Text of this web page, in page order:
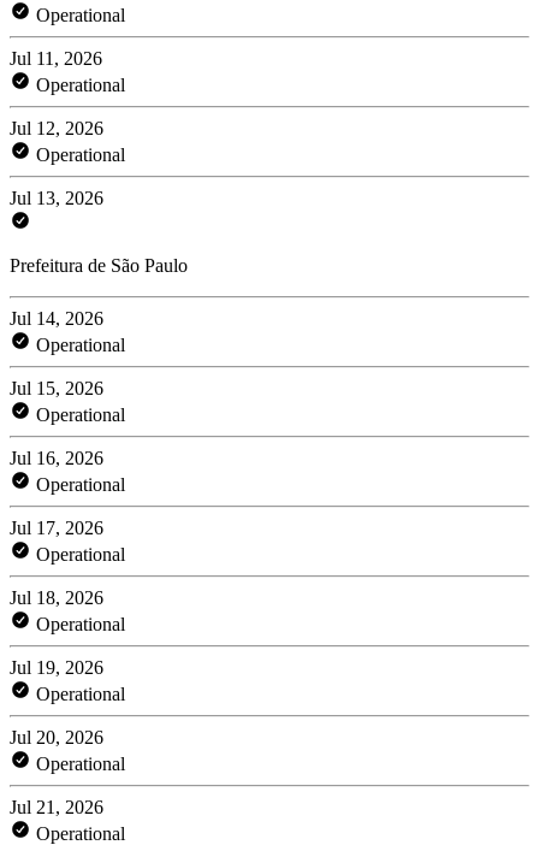
Operational
Jul 11, 2026
Operational
Jul 12, 2026
Operational
Jul 13, 2026
Prefeitura de São Paulo
Jul 14, 2026
Operational
Jul 15, 2026
Operational
Jul 16, 2026
Operational
Jul 17, 2026
Operational
Jul 18, 2026
Operational
Jul 19, 2026
Operational
Jul 20, 2026
Operational
Jul 21, 2026
Operational